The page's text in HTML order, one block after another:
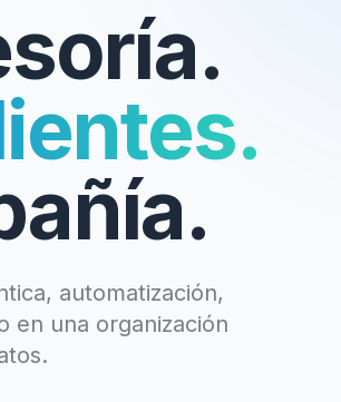
automatización,
en una organización